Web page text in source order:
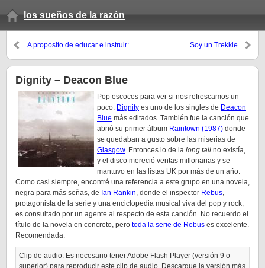
los sueños de la razón
A proposito de educar e instruir:
Soy un Trekkie
Dignity – Deacon Blue
Pop escoces para ver si nos refrescamos un
poco. Dignity es uno de los singles de Deacon
Blue más editados. También fue la canción que
abrió su primer álbum Raintown (1987) donde
se quedaban a gusto sobre las miserias de
Glasgow. Entonces lo de la long tail no existía,
y el disco mereció ventas millonarias y se
mantuvo en las listas UK por más de un año.
Como casi siempre, encontré una referencia a este grupo en una novela,
negra para más señas, de Ian Rankin, donde el inspector Rebus,
protagonista de la serie y una enciclopedia musical viva del pop y rock,
es consultado por un agente al respecto de esta canción. No recuerdo el
título de la novela en concreto, pero toda la serie de Rebus es excelente.
Recomendada.
Clip de audio: Es necesario tener Adobe Flash Player (versión 9 o
superior) para reproducir este clip de audio. Descargue la versión más